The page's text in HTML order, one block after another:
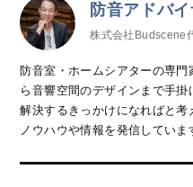
防音アドバ
株式会社Budscene
防音室・ホームシアターの専
ら音響空間のデザインまで手
解決するきっかけになればと
ノウハウや情報を発信していま